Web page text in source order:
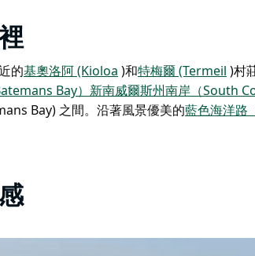
的基奧洛阿 (Kioloa )和特梅爾 (Termeil )村
Bay） 新南威爾斯州南岸（South
Bay) 之間。沿著風景優美的藍色海洋路